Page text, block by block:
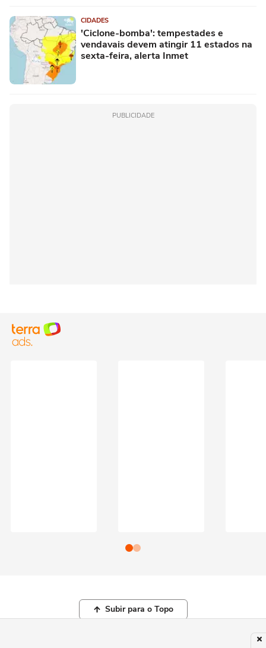
CIDADES
'Ciclone-bomba': tempestades e
vendavais devem atingir 11 estados na
sexta-feira, alerta Inmet
PUBLICIDADE
Subir para o Topo